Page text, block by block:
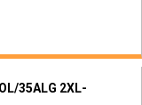
35ALG 2XL-